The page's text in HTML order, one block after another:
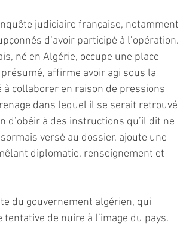
judiciaire française, notamment
d’avoir participé à l’opération.
né en Algérie, occupe une place
affirme avoir agi sous la
collaborer en raison de pressions
dans lequel il se serait retrouvé
à des instructions qu’il dit ne
versé au dossier, ajoute une
diplomatie, renseignement et
du gouvernement algérien, qui
tentative de nuire à l’image du pays.